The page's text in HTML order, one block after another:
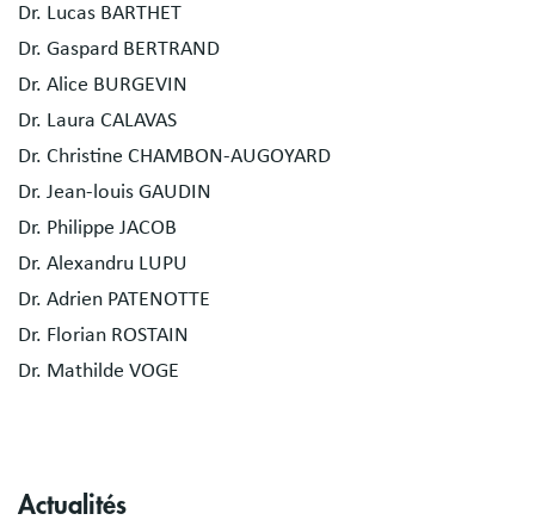
Dr. Lucas BARTHET
Dr. Gaspard BERTRAND
Dr. Alice BURGEVIN
Dr. Laura CALAVAS
Dr. Christine CHAMBON-AUGOYARD
Dr. Jean-louis GAUDIN
Dr. Philippe JACOB
Dr. Alexandru LUPU
Dr. Adrien PATENOTTE
Dr. Florian ROSTAIN
Dr. Mathilde VOGE
Actualités